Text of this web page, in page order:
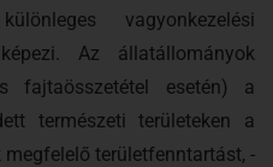
vagyonkezelési
Az állatállományok
fajtaösszetétel esetén) a
természeti területeken a
területfenntartást, -